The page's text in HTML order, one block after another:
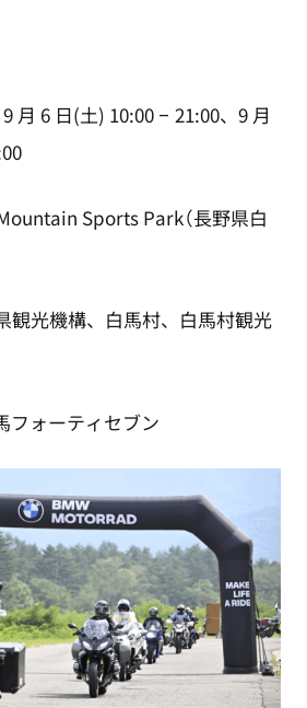
月 6 日(土) 10:00 – 21:00、9 月
Sports Park（長野県白
県観光機構、白馬村、白馬村観光
フォーティセブン